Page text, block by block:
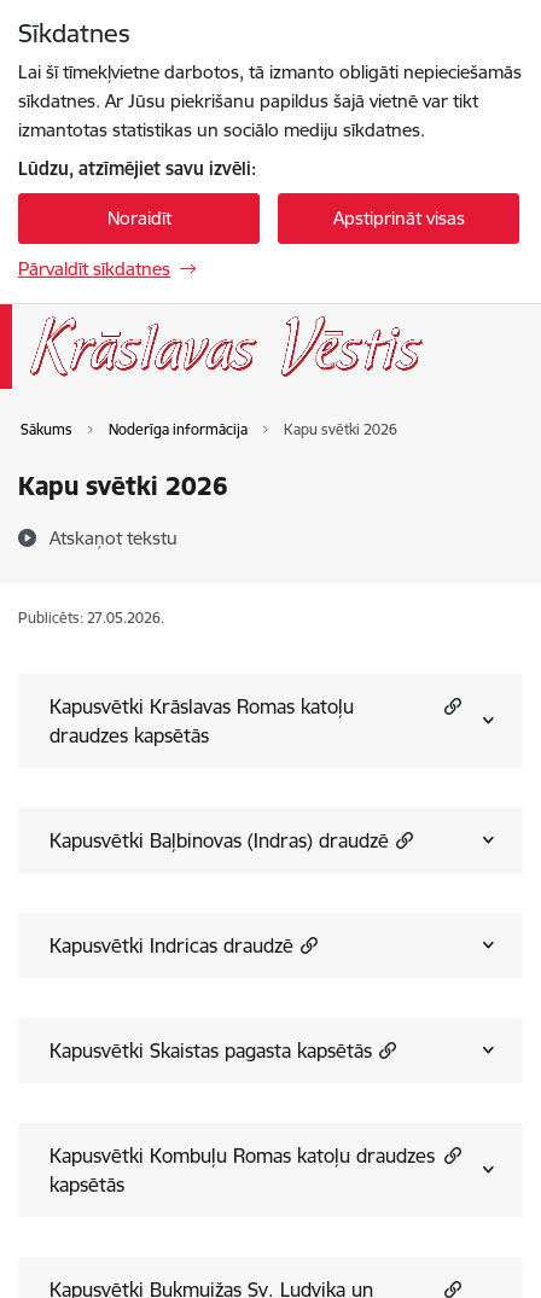
Sīkdatnes
Lai šī tīmekļvietne darbotos, tā izmanto obligāti nepieciešamās
sīkdatnes. Ar Jūsu piekrišanu papildus šajā vietnē var tikt
izmantotas statistikas un sociālo mediju sīkdatnes.
Lūdzu, atzīmējiet savu izvēli:
Noraidīt Apstiprināt visas
Pārvaldīt sīkdatnes
Sākums Noderīga informācija Kapu svētki 2026
Kapu svētki 2026
Atskaņot tekstu
Publicēts: 27.05.2026.
Kapusvētki Krāslavas Romas katoļu
draudzes kapsētās
Kapusvētki Baļbinovas (Indras) draudzē
Kapusvētki Indricas draudzē
Kapusvētki Skaistas pagasta kapsētās
Kapusvētki Kombuļu Romas katoļu draudzes
kapsētās
Kapusvētki Bukmuižas Sv. Ludviķa un